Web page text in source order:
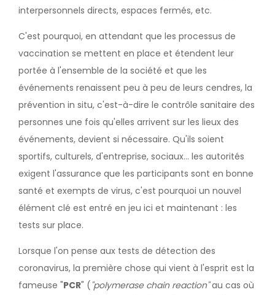
interpersonnels directs, espaces fermés, etc.
C'est pourquoi, en attendant que les processus de
vaccination se mettent en place et étendent leur
portée à l'ensemble de la société et que les
événements renaissent peu à peu de leurs cendres, la
prévention in situ, c'est-à-dire le contrôle sanitaire des
personnes une fois qu'elles arrivent sur les lieux des
événements, devient si nécessaire. Qu'ils soient
sportifs, culturels, d'entreprise, sociaux... les autorités
exigent l'assurance que les participants sont en bonne
santé et exempts de virus, c'est pourquoi un nouvel
élément clé est entré en jeu ici et maintenant : les
tests sur place.
Lorsque l'on pense aux tests de détection des
coronavirus, la première chose qui vient à l'esprit est la
fameuse "PCR" ( "polymerase chain reaction"au cas où